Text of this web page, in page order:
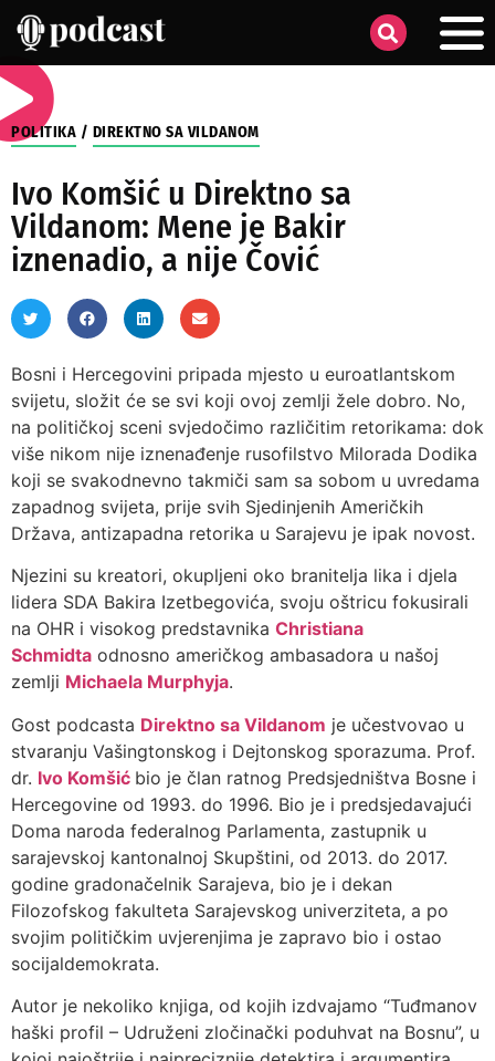
POLITIKA / DIREKTNO SA VILDANOM
Ivo Komšić u Direktno sa
Vildanom: Mene je Bakir
iznenadio, a nije Čović
Bosni i Hercegovini pripada mjesto u euroatlantskom
svijetu, složit će se svi koji ovoj zemlji žele dobro. No,
na političkoj sceni svjedočimo različitim retorikama: dok
više nikom nije iznenađenje rusofilstvo Milorada Dodika
koji se svakodnevno takmiči sam sa sobom u uvredama
zapadnog svijeta, prije svih Sjedinjenih Američkih
Država, antizapadna retorika u Sarajevu je ipak novost.
Njezini su kreatori, okupljeni oko branitelja lika i djela
lidera SDA Bakira Izetbegovića, svoju oštricu fokusirali
na OHR i visokog predstavnika Christiana
Schmidta odnosno američkog ambasadora u našoj
zemlji Michaela Murphyja.
Gost podcasta Direktno sa Vildanom je učestvovao u
stvaranju Vašingtonskog i Dejtonskog sporazuma. Prof.
dr. Ivo Komšić bio je član ratnog Predsjedništva Bosne i
Hercegovine od 1993. do 1996. Bio je i predsjedavajući
Doma naroda federalnog Parlamenta, zastupnik u
sarajevskoj kantonalnoj Skupštini, od 2013. do 2017.
godine gradonačelnik Sarajeva, bio je i dekan
Filozofskog fakulteta Sarajevskog univerziteta, a po
svojim političkim uvjerenjima je zapravo bio i ostao
socijaldemokrata.
Autor je nekoliko knjiga, od kojih izdvajamo “Tuđmanov
haški profil – Udruženi zločinački poduhvat na Bosnu”, u